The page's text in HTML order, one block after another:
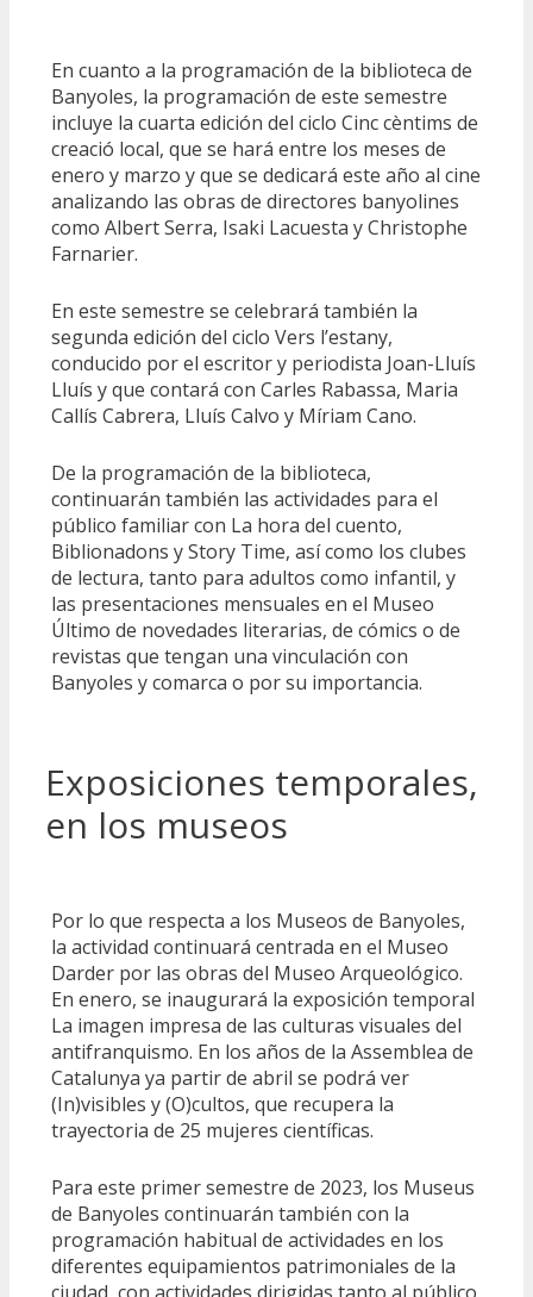
En cuanto a la programación de la biblioteca de
Banyoles, la programación de este semestre
incluye la cuarta edición del ciclo Cinc cèntims de
creació local, que se hará entre los meses de
enero y marzo y que se dedicará este año al cine
analizando las obras de directores banyolines
como Albert Serra, Isaki Lacuesta y Christophe
Farnarier.
En este semestre se celebrará también la
segunda edición del ciclo Vers l’estany,
conducido por el escritor y periodista Joan-Lluís
Lluís y que contará con Carles Rabassa, Maria
Callís Cabrera, Lluís Calvo y Míriam Cano.
De la programación de la biblioteca,
continuarán también las actividades para el
público familiar con La hora del cuento,
Biblionadons y Story Time, así como los clubes
de lectura, tanto para adultos como infantil, y
las presentaciones mensuales en el Museo
Último de novedades literarias, de cómics o de
revistas que tengan una vinculación con
Banyoles y comarca o por su importancia.
Exposiciones temporales,
en los museos
Por lo que respecta a los Museos de Banyoles,
la actividad continuará centrada en el Museo
Darder por las obras del Museo Arqueológico.
En enero, se inaugurará la exposición temporal
La imagen impresa de las culturas visuales del
antifranquismo. En los años de la Assemblea de
Catalunya ya partir de abril se podrá ver
(In)visibles y (O)cultos, que recupera la
trayectoria de 25 mujeres científicas.
Para este primer semestre de 2023, los Museus
de Banyoles continuarán también con la
programación habitual de actividades en los
diferentes equipamientos patrimoniales de la